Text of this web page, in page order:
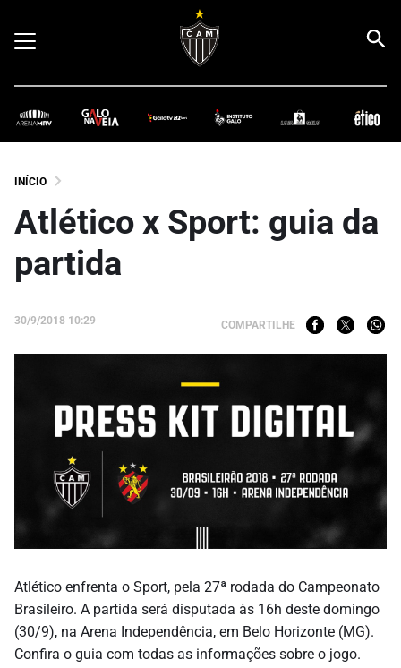
INÍCIO
Atlético x Sport: guia da
partida
30/9/2018 10:29 COMPARTILHE
Atlético enfrenta o Sport, pela 27ª rodada do Campeonato
Brasileiro. A partida será disputada às 16h deste domingo
(30/9), na Arena Independência, em Belo Horizonte (MG).
Confira o guia com todas as informações sobre o jogo.